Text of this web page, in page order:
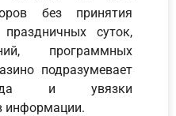
без принятия
суток,
программных
подразумевает
и увязки
информации.